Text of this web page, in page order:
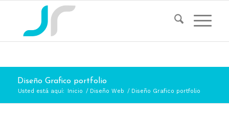
Diseño Grafico portfolio
Usted está aquí: Inicio / Diseño Web / Diseño Grafico portfolio